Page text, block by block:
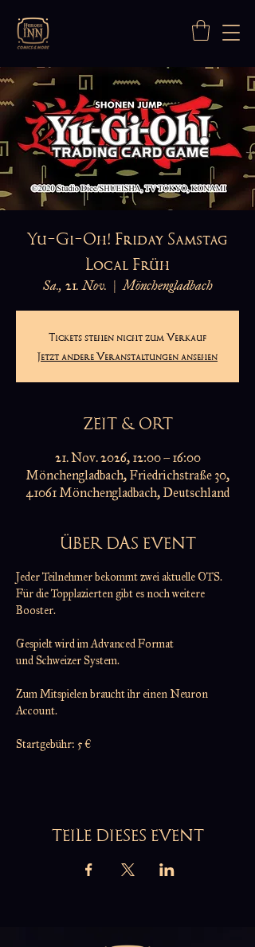
Yu-Gi-Oh! Friday Samstag
Local Früh
Sa., 21. Nov.
  |
Mönchengladbach
Tickets stehen nicht zum Verkauf
Jetzt andere Veranstaltungen ansehen
ZEIT & ORT
21. Nov. 2026, 12:00 – 16:00
Mönchengladbach, Friedrichstraße 30,
41061 Mönchengladbach, Deutschland
ÜBER DAS EVENT
Jeder Teilnehmer bekommt zwei aktuelle OTS.
Für die Topplazierten gibt es noch weitere
Booster.
Gespielt wird im Advanced Format
und Schweizer System.
Zum Mitspielen braucht ihr einen Neuron
Account.
Startgebühr: 5 €
TEILE DIESES EVENT